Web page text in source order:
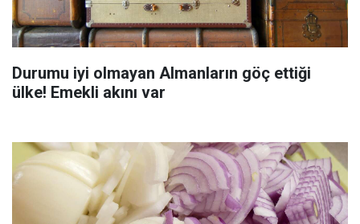
Durumu iyi olmayan Almanların göç ettiği
ülke! Emekli akını var